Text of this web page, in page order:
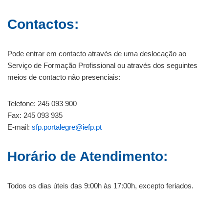
Contactos:
Pode entrar em contacto através de uma deslocação ao
Serviço de Formação Profissional ou através dos seguintes
meios de contacto não presenciais:
Telefone: 245 093 900
Fax: 245 093 935
E-mail: sfp.portalegre@iefp.pt
Horário de Atendimento:
Todos os dias úteis das 9:00h às 17:00h, excepto feriados.